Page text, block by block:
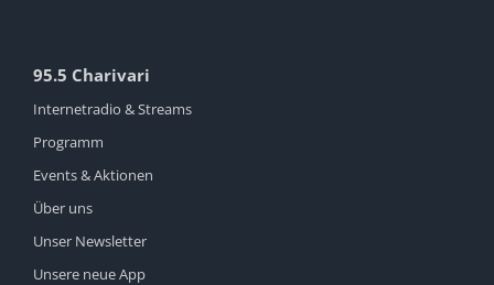
95.5 Charivari
Internetradio & Streams
Programm
Events & Aktionen
Über uns
Unser Newsletter
Unsere neue App